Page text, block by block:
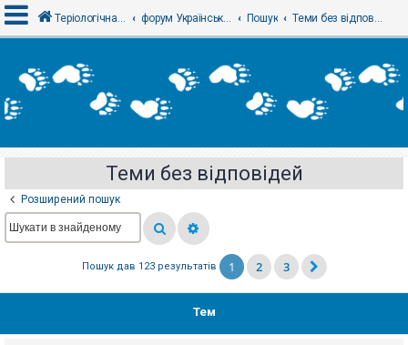
х
і
е
с
т
р
я
Теріологічна школа форум Українського теріологічного товариства Пошук Теми без відповідей
Теми без відповідей
Розширений пошук
Пошук дав 123 результатів 1 2 3
Тем